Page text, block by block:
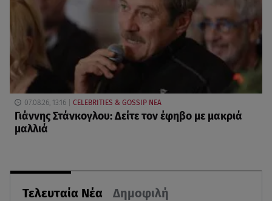
Τελευταία Νέα Δημοφιλή
07.08.26, 13:16 CELEBRITIES & GOSSIP ΝΕΑ
Γιάννης Στάνκογλου: Δείτε τον έφηβο με μακριά
μαλλιά